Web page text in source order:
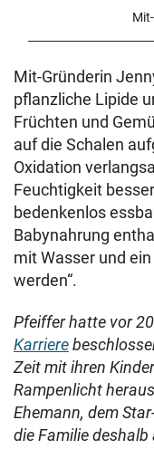
Mit-Gründerin
pflanzliche Lipide
Früchten und
auf die Schalen
Oxidation
Feuchtigkeit
bedenkenlos
Babynahrung
mit Wasser und
werden“.
Pfeiffer hatte vor
Karriere
Zeit mit ihren
Rampenlicht
Ehemann, dem
die Familie